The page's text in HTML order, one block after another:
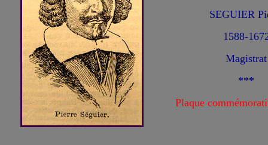
SEGUIER
1588-
Magistrat
***
Plaque